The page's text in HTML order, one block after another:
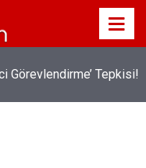
Hafife Almayın!